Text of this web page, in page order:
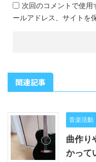
次回のコメントで使用
ールアドレス、サイトを
関連記事
音楽活動
曲作り
かって